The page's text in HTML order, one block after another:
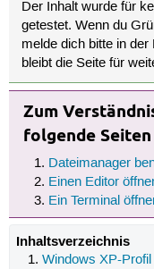
Der Inhalt wurde für
getestet. Wenn du
melde dich bitte in
bleibt die Seite für
Zum
folgende
Dateimanager
Einen Editor
Ein Terminal
Inhaltsverzeichnis
Windows XP-